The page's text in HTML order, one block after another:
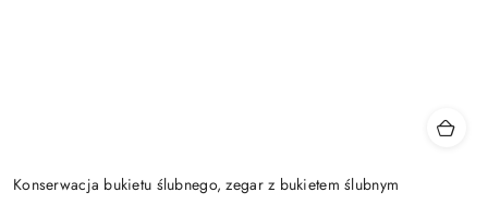
Konserwacja bukietu ślubnego, zegar z bukietem ślubnym